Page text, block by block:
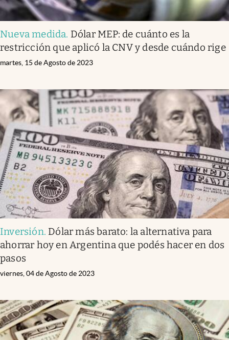
Nueva medida. Dólar MEP: de cuánto es la
restricción que aplicó la CNV y desde cuándo rige
martes, 15 de Agosto de 2023
Inversión. Dólar más barato: la alternativa para
ahorrar hoy en Argentina que podés hacer en dos
pasos
viernes, 04 de Agosto de 2023